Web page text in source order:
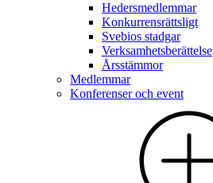
Hedersmedlemmar
Konkurrensrättsligt
Svebios stadgar
Verksamhetsberättelse
Årsstämmor
Medlemmar
Konferenser och event